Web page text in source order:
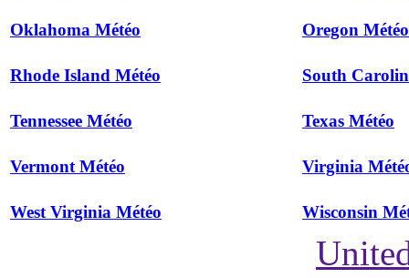
Oklahoma Météo Oregon Météo
Rhode Island Météo South
Tennessee Météo Texas Météo
Vermont Météo Virginia
West Virginia Météo Wisconsin